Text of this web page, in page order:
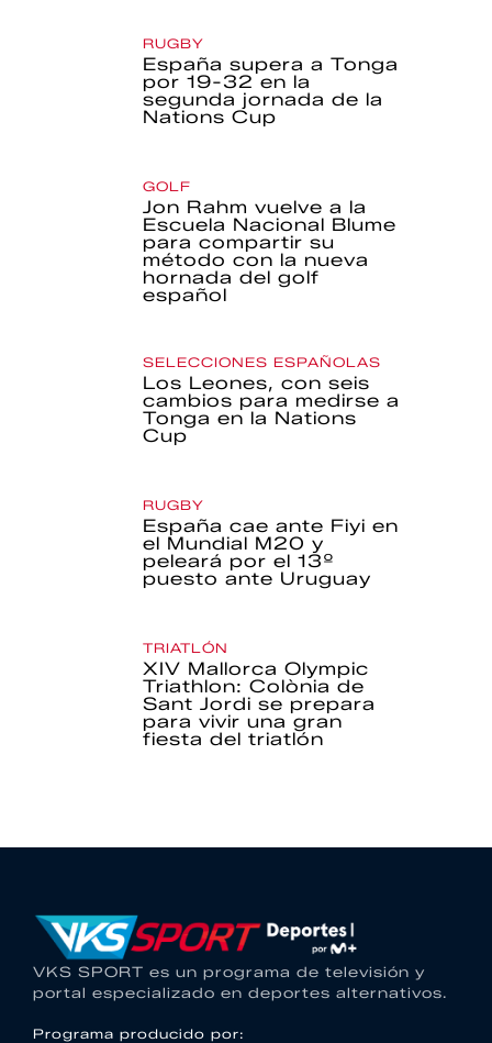
RUGBY
España supera a Tonga
por 19-32 en la
segunda jornada de la
Nations Cup
GOLF
Jon Rahm vuelve a la
Escuela Nacional Blume
para compartir su
método con la nueva
hornada del golf
español
SELECCIONES ESPAÑOLAS
Los Leones, con seis
cambios para medirse a
Tonga en la Nations
Cup
RUGBY
España cae ante Fiyi en
el Mundial M20 y
peleará por el 13º
puesto ante Uruguay
TRIATLÓN
XIV Mallorca Olympic
Triathlon: Colònia de
Sant Jordi se prepara
para vivir una gran
fiesta del triatlón
VKS SPORT es un programa de televisión y
portal especializado en deportes alternativos.
Programa producido por: